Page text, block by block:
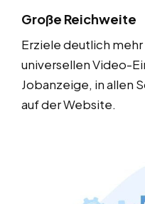
Große Reichweite
Erziele deutlich
universellen Video-
Jobanzeige, in allen
auf der Website.